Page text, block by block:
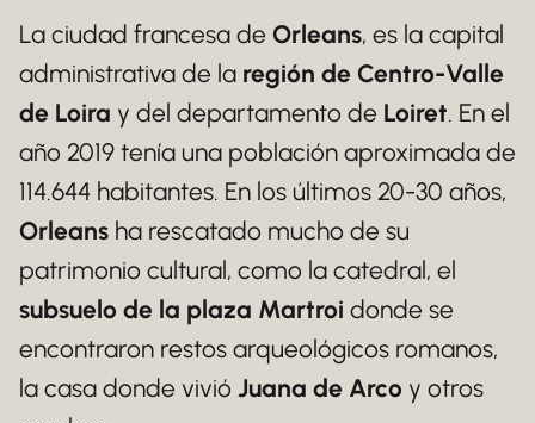
La ciudad francesa de Orleans, es la capital
administrativa de la región de Centro-Valle
de Loira y del departamento de Loiret. En el
año 2019 tenía una población aproximada de
114.644 habitantes. En los últimos 20-30 años,
Orleans ha rescatado mucho de su
patrimonio cultural, como la catedral, el
subsuelo de la plaza Martroi donde se
encontraron restos arqueológicos romanos,
la casa donde vivió Juana de Arco y otros